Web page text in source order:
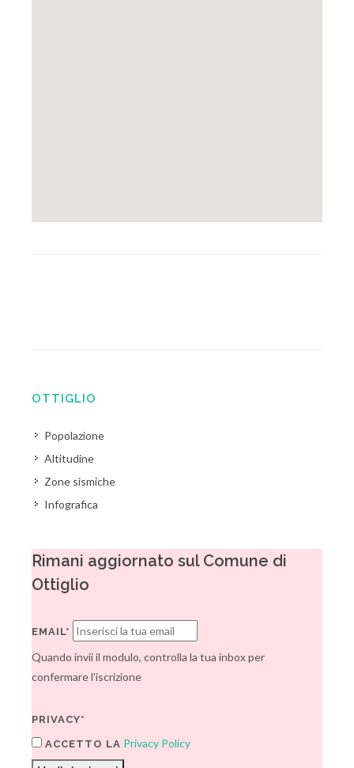
OTTIGLIO
Popolazione
Altitudine
Zone sismiche
Infografica
Rimani aggiornato sul Comune di
Ottiglio
EMAIL*
Quando invii il modulo, controlla la tua inbox per
confermare l'iscrizione
PRIVACY*
ACCETTO LA Privacy Policy